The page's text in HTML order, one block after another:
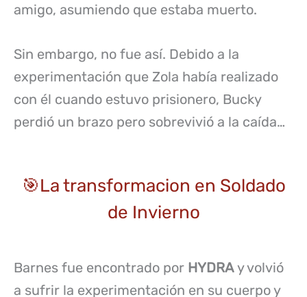
amigo, asumiendo que estaba muerto.
Sin embargo, no fue así. Debido a la
experimentación que Zola había realizado
con él cuando estuvo prisionero, Bucky
perdió un brazo pero sobrevivió a la caída…
🎯La transformacion en Soldado
de Invierno
Barnes fue encontrado por HYDRAy volvió
a sufrir la experimentación en su cuerpo y